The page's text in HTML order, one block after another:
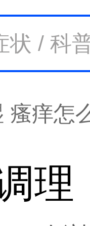
瘙痒怎
理